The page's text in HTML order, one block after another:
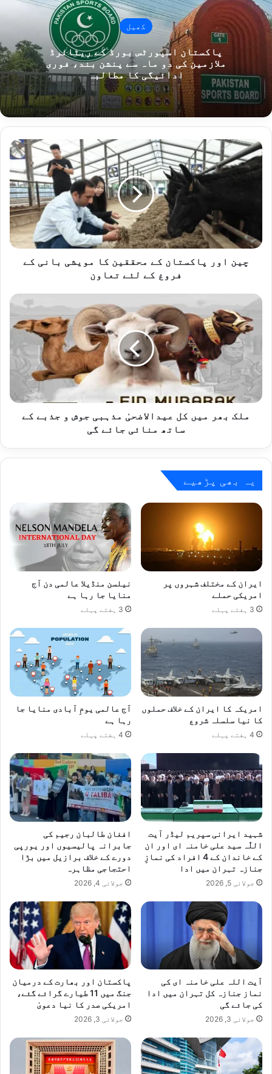
کھیل
پاکستان اسپورٹس بورڈ کے ریٹائرڈ
ملازمین کی دو ماہ سے پنشن بند، فوری
ادائیگی کا مطالبہ
چین
اور
پاکستان
مویشی
بانی
کے
تعاون
چین اور پاکستان کے محققین کا مویشی بانی کے
فروغ کے لئے تعاون
ملک
میں
عیدالاضحیٰ
مذہبی
جوش
جذبے
ملک بھر میں کل عیدالاضحیٰ مذہبی جوش و جذبے کے
ساتھ منائی جائے گی
یہ بھی پڑھیے
ایران کے مختلف شہروں پر
امریکی حملے
3 ہفتے پہلے
نیلسن منڈیلا عالمی دن آج
منایا جا رہا ہے
3 ہفتے پہلے
امریکہ کا ایران کے خلاف حملوں
کا نیا سلسلہ شروع
4 ہفتے پہلے
آج عالمی یومِ آبادی منایا جا
رہا ہے
4 ہفتے پہلے
شہید ایرانی سپریم لیڈر آیت
اللّٰہ سید علی خامنہ ای اور ان
کے خاندان کے 4 افراد کی نمازِ
جنازہ تہران میں ادا
جولائی 5, 2026
افغان طالبان رجیم کی
جابرانہ پالیسیوں اور یورپی
دورے کے خلاف برازیل میں بڑا
احتجاجی مظاہرہ
جولائی 4, 2026
آیت اللہ علی خامنہ ای کی
نماز جنازہ کل تہران میں ادا
کی جائے گی
جولائی 3, 2026
پاکستان اور بھارت کے درمیان
جنگ میں 11 طیارے گرائے گئے،
امریکی صدر کا نیا دعویٰ
جولائی 3, 2026